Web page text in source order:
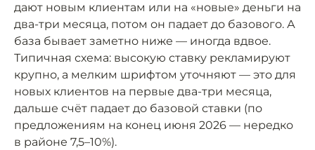
дают новым клиентам или на «новые» деньги на
два-три месяца, потом он падает до базового. А
база бывает заметно ниже — иногда вдвое.
Типичная схема: высокую ставку рекламируют
крупно, а мелким шрифтом уточняют — это для
новых клиентов на первые два-три месяца,
дальше счёт падает до базовой ставки (по
предложениям на конец июня 2026 — нередко
в районе 7,5–10%).